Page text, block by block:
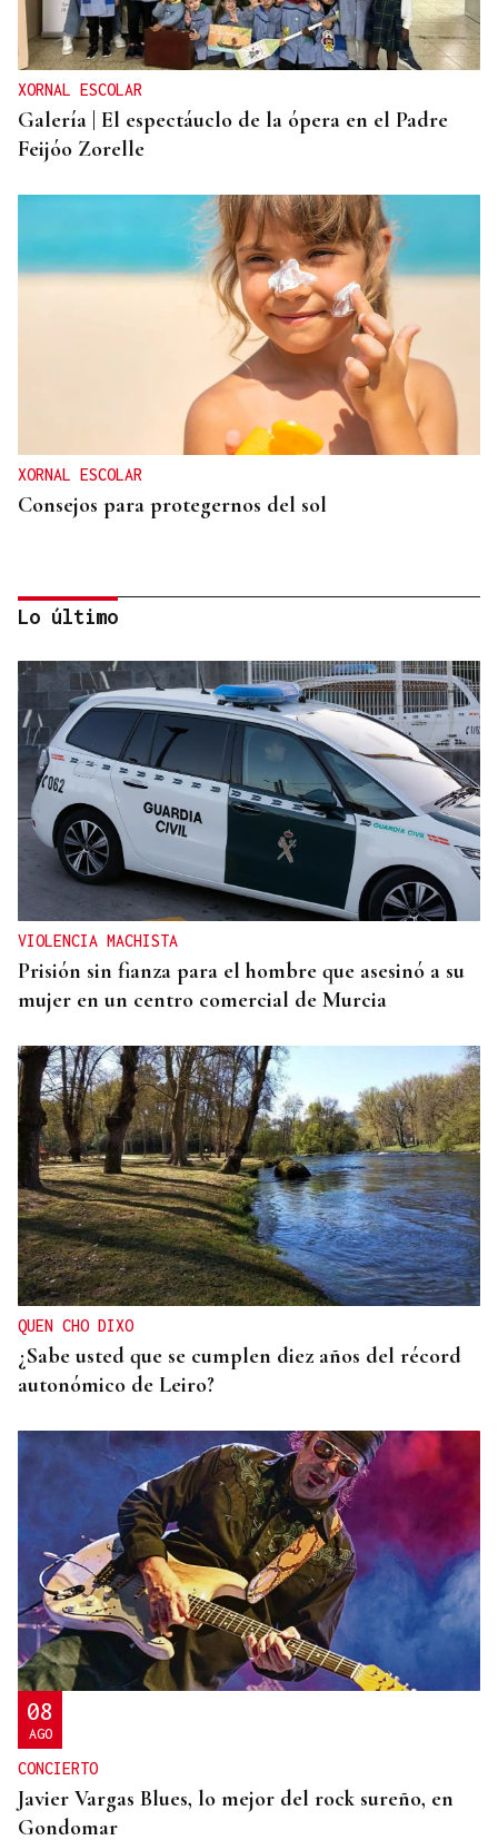
XORNAL ESCOLAR
Galería | El espectáuclo de la ópera en el Padre
Feijóo Zorelle
XORNAL ESCOLAR
Consejos para protegernos del sol
No es un adiós, es un hasta siempre, querida Marila
Lo último
VIOLENCIA MACHISTA
Prisión sin fianza para el hombre que asesinó a su
mujer en un centro comercial de Murcia
QUEN CHO DIXO
¿Sabe usted que se cumplen diez años del récord
autonómico de Leiro?
08
AGO
CONCIERTO
Javier Vargas Blues, lo mejor del rock sureño, en
Gondomar